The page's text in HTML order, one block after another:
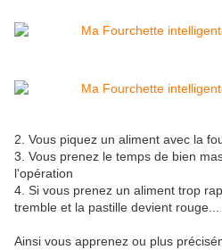
2. Vous piquez un aliment avec la
3. Vous prenez le temps de bien
l'opération
4. Si vous prenez un aliment trop
tremble et la pastille devient rouge...
Ainsi vous apprenez ou plus